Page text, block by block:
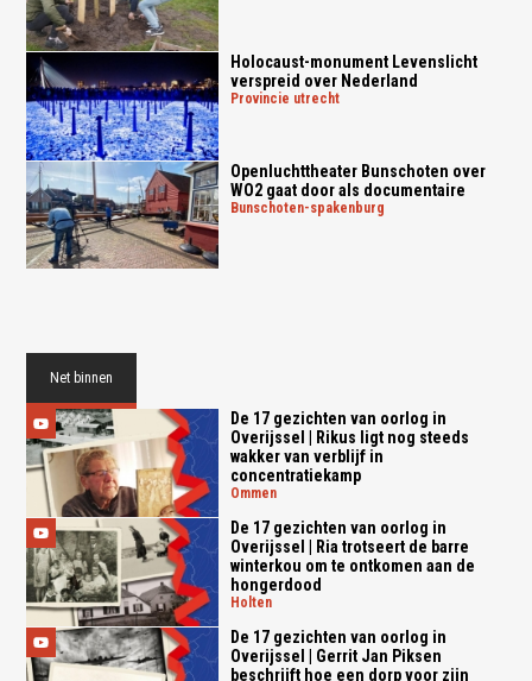
Holocaust-monument Levenslicht
verspreid over Nederland
provincie utrecht
Openluchttheater Bunschoten over
WO2 gaat door als documentaire
bunschoten-spakenburg
Net binnen
De 17 gezichten van oorlog in
Overijssel | Rikus ligt nog steeds
wakker van verblijf in
concentratiekamp
ommen
De 17 gezichten van oorlog in
Overijssel | Ria trotseert de barre
winterkou om te ontkomen aan de
hongerdood
holten
De 17 gezichten van oorlog in
Overijssel | Gerrit Jan Piksen
beschrijft hoe een dorp voor zijn